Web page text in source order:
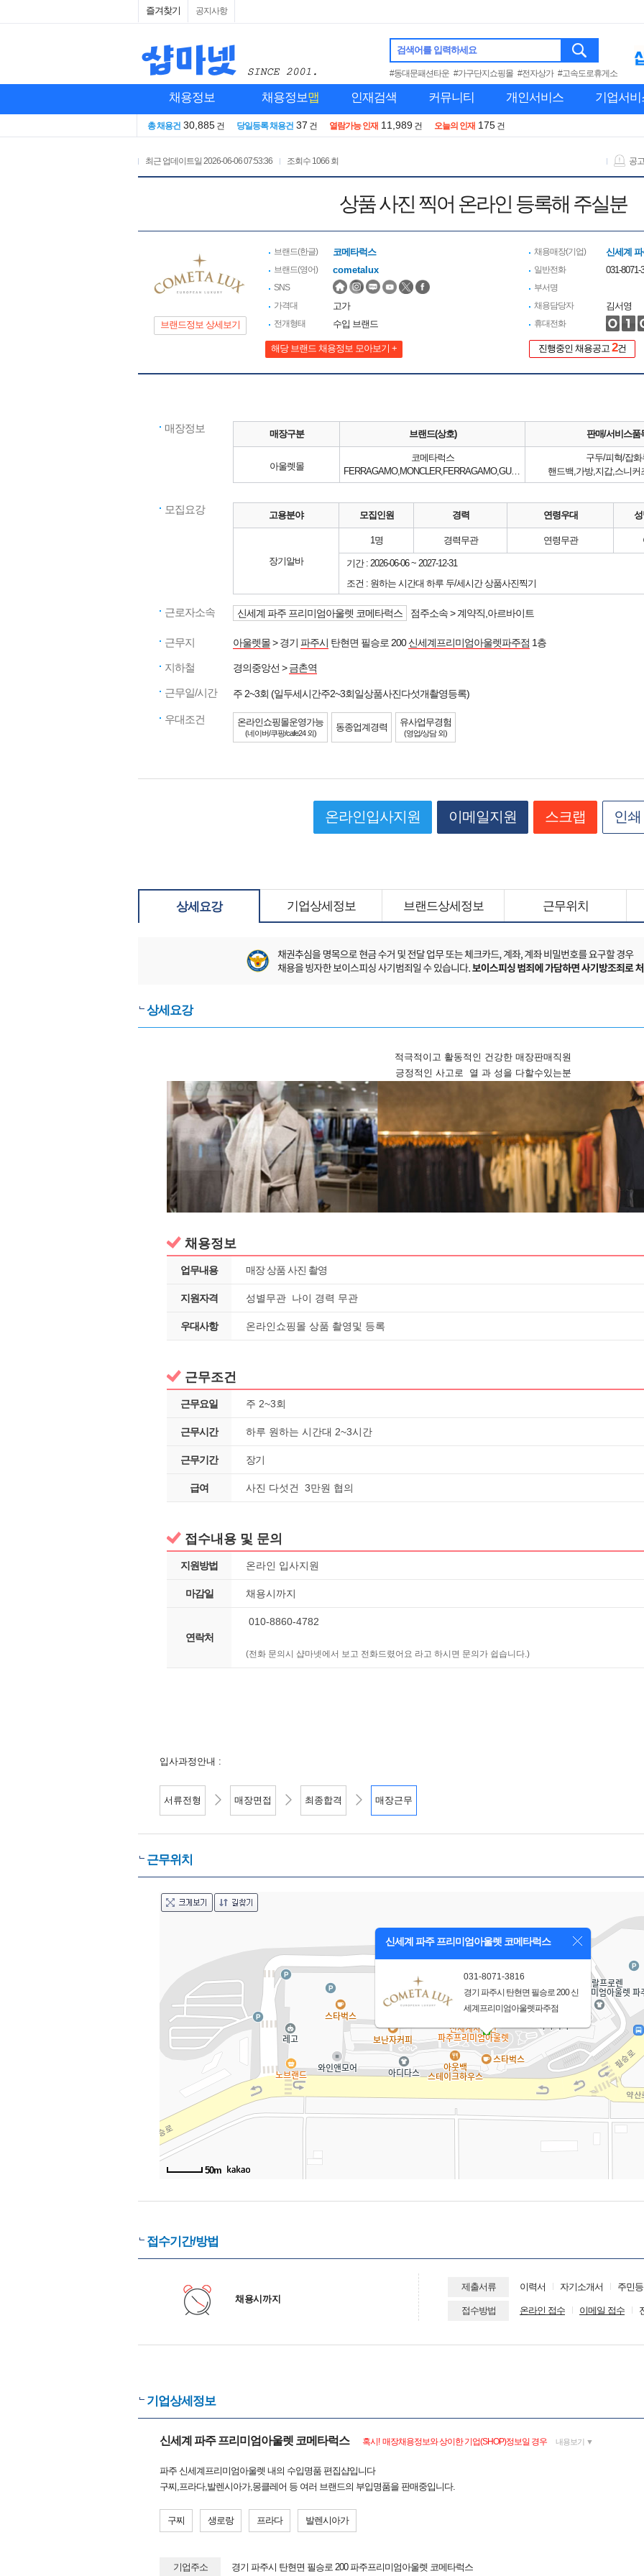
즐겨찾기 공지사항
검색어를 입력하세요
#동대문패션타운 #가구단지쇼핑몰 #전자상가 #고속도로휴게소
채용정보 채용정보맵 인재검색 커뮤니티 개인서비스 기업서비
총 채용건 30,885 건 당일등록 채용건 37 건 열람가능 인재 11,989 건 오늘의 인재 175 건
최근 업데이트일 2026-06-06 07:53:36 조회수 1066 회 공
상품 사진 찍어 온라인 등록해 주실분
브랜드정보 상세보기
브랜드(한글) 코메타럭스
브랜드(영어) cometalux
SNS
가격대
고가
전개형태 수입 브랜드
해당 브랜드 채용정보 모아보기 +
채용매장(기업) 신세계
일반전화 031-8071-
부서명
채용담당자
김서영
휴대전화
진행중인 채용공고 2건
매장정보 매장구분 브랜드(상호) 판매/서비스품
아울렛몰
코메타럭스
FERRAGAMO,MONCLER,FERRAGAMO,GUCCI,PRADA,YSL
구두/피혁/잡화
핸드백,가방,지갑,스니커
모집요강 고용분야 모집인원 경력 연령우대
장기알바
1명 경력무관 연령무관
기간 : 2026-06-06 ~ 2027-12-31
조건 : 원하는 시간대 하루 두/세시간 상품사진찍기
근로자소속 신세계 파주 프리미엄아울렛 코메타럭스 점주소속 > 계약직,아르바이트
근무지 아울렛몰> 경기 파주시 탄현면 필승로 200신세계프리미엄아울렛파주점 1층
지하철 경의중앙선 >금촌역
근무일/시간 주 2~3회 (일두세시간주2~3회일상품사진다섯개촬영등록)
우대조건 온라인쇼핑몰운영가능
(네이버/쿠팡/cafe24 외)
동종업계경력 유사업무경험
(영업/상담 외)
온라인입사지원 이메일지원 스크랩 인쇄
상세요강 기업상세정보 브랜드상세정보 근무위치
상세요강
적극적이고 활동적인 건강한 매장판매직원
긍정적인 사고로 열 과 성을 다할수있는분
채용정보
업무내용 매장 상품 사진 촬영
지원자격 성별무관 나이 경력 무관
우대사항 온라인쇼핑몰 상품 촬영및 등록
근무조건
근무요일 주 2~3회
근무시간 하루 원하는 시간대 2~3시간
근무기간 장기
급여 사진 다섯건 3만원 협의
접수내용 및 문의
지원방법 온라인 입사지원
마감일 채용시까지
연락처
010-8860-4782
(전화 문의시 샵마넷에서 보고 전화드렸어요 라고 하시면 문의가 쉽습니다.)
입사과정안내 :
서류전형 매장면접 최종합격 매장근무
근무위치
신세계 파주 프리미엄아울렛 코메타럭스
031-8071-3816
경기 파주시 탄현면 필승로 200 신
세계프리미엄아울렛파주점
50m
접수기간/방법
채용시까지
제출서류 이력서 자기소개서 주민
접수방법 온라인 접수 이메일 접수
기업상세정보
신세계 파주 프리미엄아울렛 코메타럭스 혹시! 매장채용정보와 상이한 기업(SHOP)정보일 경우 내용보기 ▼
파주 신세계프리미엄아울렛 내의 수입명품 편집샵입니다
구찌,프라다,발렌시아가,몽클레어 등 여러 브랜드의 부입명품을 판매중입니다.
구찌 생로랑 프라다 발렌시아가
기업주소 경기 파주시 탄현면 필승로 200 파주프리미엄아울렛 코메타럭스